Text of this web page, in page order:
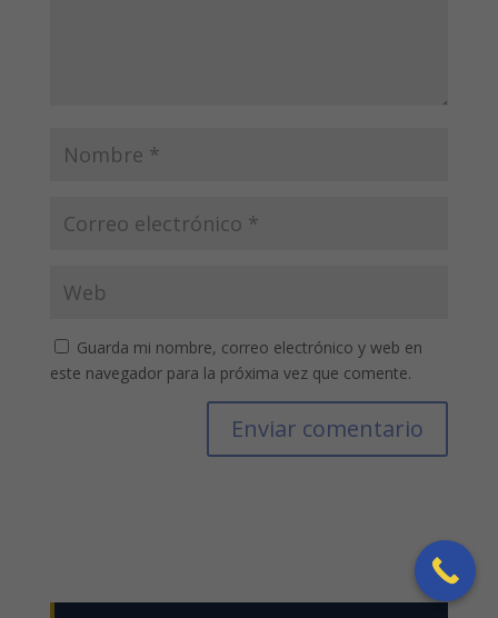
Guarda mi nombre, correo electrónico y web en
este navegador para la próxima vez que comente.